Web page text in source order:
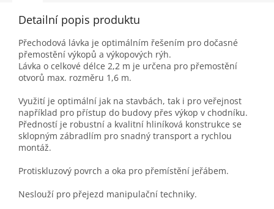
Detailní popis produktu
Přechodová lávka je optimálním řešením pro dočasné
přemostění výkopů a výkopových rýh.
Lávka o celkové délce 2,2 m je určena pro přemostění
otvorů max. rozměru 1,6 m.
Využití je optimální jak na stavbách, tak i pro veřejnost
například pro přístup do budovy přes výkop v chodníku.
Předností je robustní a kvalitní hliníková konstrukce se
sklopným zábradlím pro snadný transport a rychlou
montáž.
Protiskluzový povrch a oka pro přemístění jeřábem.
Neslouží pro přejezd manipulační techniky.